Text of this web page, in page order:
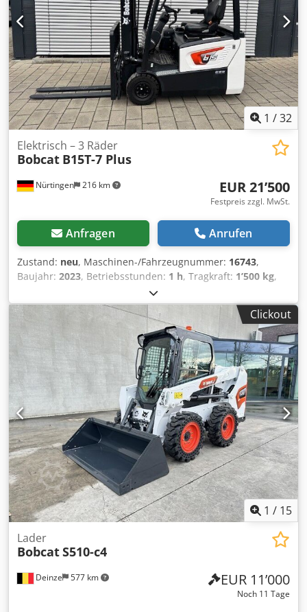
1 /32
Nürtingen 216 km
Elektrisch – 3 Räder
Bobcat B15T-7 Plus
EUR 21’500
Festpreis zzgl. MwSt.
Anfragen Anrufen
Zustand: neu, Maschinen-/Fahrzeugnummer: 16743,
Baujahr: 2023, Betriebsstunden: 1 h, Tragkraft: 1’500 kg,
, Freihub:
500 mm, Kraftstofftyp:elektrisch, Masttyp:Triplex,
2’130 mm , Batteriespannung:
, Gabellänge:
, Vorderreifengröße:18x7-8, Hinterreifengröße:
, Gesamtgewicht:3’140 kg, 5069976
Seriennummer: FBA11-4180-08577 Batterie-Details: 48 V,
575 Ah Codpfxoyhizxj Ahzeha
Clickout
1 / 15
Deinze 577 km
Lader
BobcatS510-c4
EUR 11’000
Noch 11 Tage